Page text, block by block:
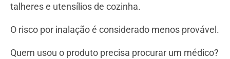
talheres e utensílios de cozinha.
O risco por inalação é considerado menos provável.
Quem usou o produto precisa procurar um médico?